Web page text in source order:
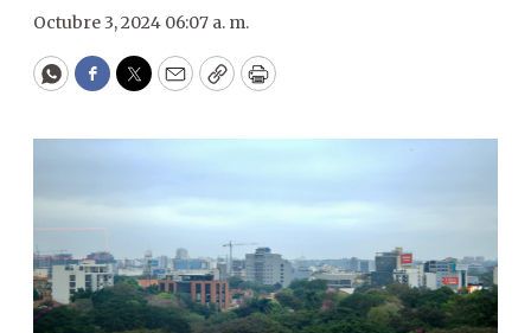
Octubre 3, 2024 06:07 a. m.
WhatsApp
Facebook
Twitter
EmailCopyPrint